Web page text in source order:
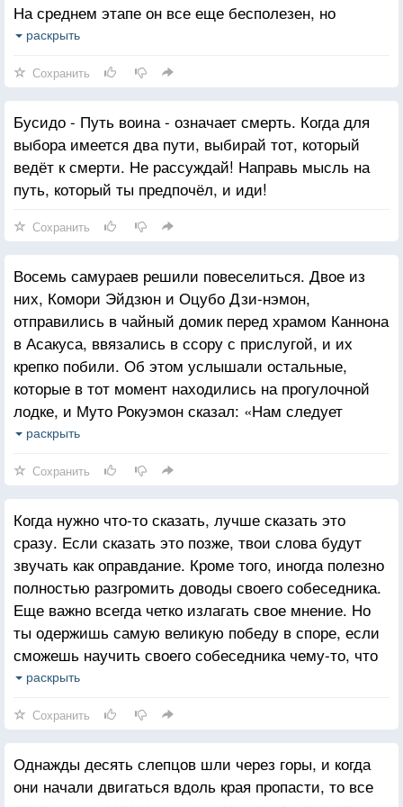
На среднем этапе он все еще бесполезен, но
ощущает собственные недостатки и также способен
гордится своими способностями, он радуется
похвале других и сожалеет о недостатке
способностей у своих товарищей. Этот человек
ценен. На высшем этапе человек выглядит так,
словно ничего не знает».
Таковы этапы в общем. Но существует один еще
остальные. Человек осознает бесконечность
проникновения в глубины избранного Пути и никогда
не думает, что добился совершенства. Он
действительно знает свои недостатки и никогда в
жизни не думает, что он добился успеха. Он лишен
гордости и лишь смиренно постигает Путь до конца.
Говорят, что господин Ягю однажды заметил: «Я не
знаю способа победить других, но лишь способ
победить себя».
В течение всей своей жизни каждый день
продвигайся вперед, становясь более умелым, чем
вчера, более умелым, чем сегодня. Этот Путь
раскрыть
Сохранить
Бусидо - Путь воина - означает смерть. Когда для
выбора имеется два пути, выбирай тот, который
ведёт к смерти. Не рассуждай! Направь мысль на
путь, который ты предпочёл, и иди!
Сохранить
Восемь самураев решили повеселиться. Двое из
них, Комори Эйдзюн и Оцубо Дзи-нэмон,
отправились в чайный домик перед храмом Каннона
в Асакуса, ввязались в ссору с прислугой, и их
крепко побили. Об этом услышали остальные,
которые в тот момент находились на прогулочной
лодке, и Муто Рокуэмон сказал: «Нам следует
вернуться
согласились с этим.
Однако остальные начали отговаривать их,
заметив: «Это принесет неприятности клану», и они
вернулись домой.
Когда они прибыли во дворец, Рокуэмон снова
сказал: «Нам совершенно определенно следует
отомстить!», но остальные отговорили его.
Несмотря на то что Эйдзюн и Дзинэмон получили
серьезные раны на руках и ногах, им удалось
порубить работников чайного домика, и тем, кто
Через некоторое время в отношении этого
происшествия было высказано определенное
мнение. Один человек сказал: «Если в таком деле,
как месть, дожидаться согласия остальных, его
раскрыть
Сохранить
Когда нужно что-то сказать, лучше сказать это
сразу. Если сказать это позже, твои слова будут
звучать как оправдание. Кроме того, иногда полезно
полностью разгромить доводы своего собеседника.
Еще важно всегда четко излагать свое мнение. Но
ты одержишь самую великую победу в споре, если
сможешь научить своего собеседника чему-то, что
пойдет ему на пользу. Это соответствует Пути.
«Самураев прошлого оскорбляла сама мысль о том,
что они могут умереть в собственной постели; они
надеялись встретить свою смерть на поле боя.
Священник также не сможет осуществить свой
раскрыть
Сохранить
Однажды десять слепцов шли через горы, и когда
они начали двигаться вдоль края пропасти, то все